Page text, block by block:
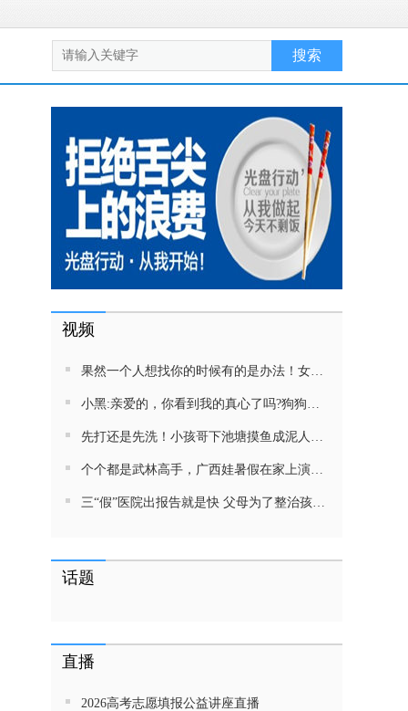
视频
果然一个人想找你的时候有的是办法！女生吵架将男友拉黑，结果男友给家里狗打电话了！汪：吵死了，一会就去把号码注销
小黑:亲爱的，你看到我的真心了吗?狗狗雨中等好朋狗不愿离去，网友:确实搞笑，黄黄都有男朋友，你却没有
先打还是先洗！小孩哥下池塘摸鱼成泥人！网友：这才是童年该有的样子，好怀念
个个都是武林高手，广西娃暑假在家上演武侠片，80后90后:以前我们也这样玩
三“假”医院出报告就是快 父母为了整治孩子少吃零食想尽了办法 网友：“又有”笑死我了
话题
直播
2026高考志愿填报公益讲座直播